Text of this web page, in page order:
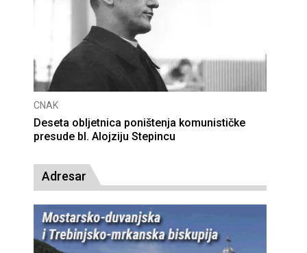
CNAK
Deseta obljetnica poništenja komunističke
presude bl. Alojziju Stepincu
Adresar